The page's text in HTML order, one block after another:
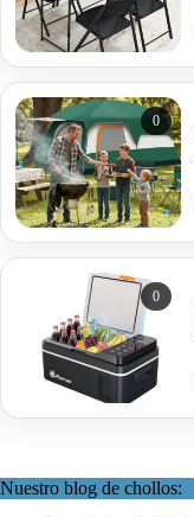
0
0
Nuestro blog de chollos: